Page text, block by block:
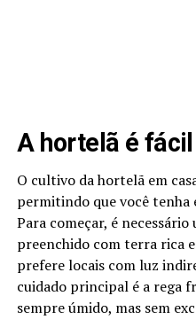
A hortelã é
O cultivo da hortelã em
permitindo que você tenha
Para começar, é
preenchido com terra rica
prefere locais com luz
cuidado principal é a rega
sempre úmido, mas sem